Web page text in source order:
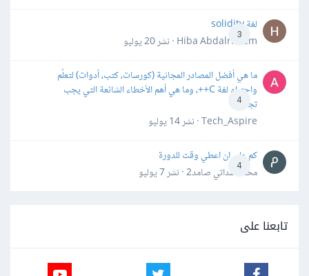
3
لغة solidity
Hiba Abdalrheem · نشر
20 يوليو
4
ما هي أفضل المصادر المجانية (كورسات، كتب، أدوات) لتعلّم
واحترام لغة C++، وما هي أهم الأخطاء الشائعة التي يجب
تجنبها؟
Tech_Aspire · نشر
14 يوليو
4
كم علي ان اعطي وقت للدورة
محمد سداتي صامد2 · نشر
7 يوليو
تابعنا على